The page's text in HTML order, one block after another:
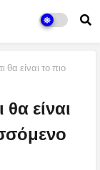
θα είναι το πιο
είναι